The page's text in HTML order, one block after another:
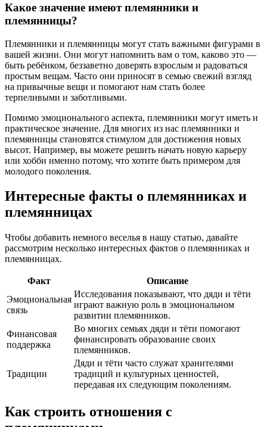
Какое значение имеют племянники и
племянницы?
Племянники и племянницы могут стать важными фигурами в
вашей жизни. Они могут напомнить вам о том, каково это —
быть ребёнком, беззаветно доверять взрослым и радоваться
простым вещам. Часто они приносят в семью свежий взгляд
на привычные вещи и помогают нам стать более
терпеливыми и заботливыми.
Помимо эмоционального аспекта, племянники могут иметь и
практическое значение. Для многих из нас племянники и
племянницы становятся стимулом для достижения новых
высот. Например, вы можете решить начать новую карьеру
или хобби именно потому, что хотите быть примером для
молодого поколения.
Интересные факты о племянниках и
племянницах
Чтобы добавить немного веселья в нашу статью, давайте
рассмотрим несколько интересных фактов о племянниках и
племянницах.
Факт
Описание
Эмоциональная
связь
Исследования показывают, что дяди и тёти
играют важную роль в эмоциональном
развитии племянников.
Финансовая
поддержка
Во многих семьях дяди и тёти помогают
финансировать образование своих
племянников.
Традиции
Дяди и тёти часто служат хранителями
традиций и культурных ценностей,
передавая их следующим поколениям.
Как строить отношения с